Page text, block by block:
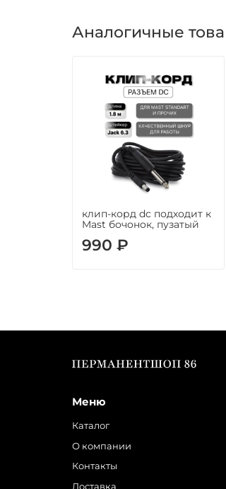
Аналогичные
клип-корд dc подходит к
Mast бочонок, пузатый
990 ₽
Меню
Каталог
О компании
Контакты
Доставка